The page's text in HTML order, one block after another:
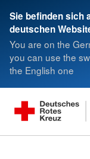
Sie befinden sich
deutschen
You are on the
you can use the
the English one